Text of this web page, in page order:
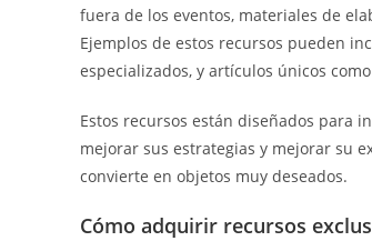
fuera de los eventos, materiales de
Ejemplos de estos recursos pueden
especializados, y artículos únicos
Estos recursos están diseñados para
mejorar sus estrategias y mejorar su
convierte en objetos muy deseados.
Cómo adquirir recursos